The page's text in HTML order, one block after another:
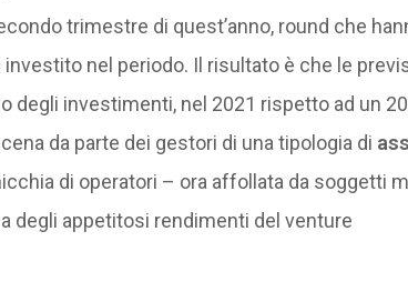
trimestre di quest’anno, round che
nel periodo. Il risultato è che le
degli investimenti, nel 2021 rispetto ad un
da parte dei gestori di una tipologia di
di operatori – ora affollata da soggetti
degli appetitosi rendimenti del venture